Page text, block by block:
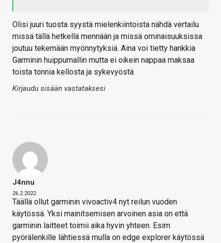
Olisi juuri tuosta syystä mielenkiintoista nähdä vertailu
missä tällä hetkellä mennään ja missä ominaisuuksissa
joutuu tekemään myönnytyksiä. Aina voi tietty hankkia
Garminin huippumallin mutta ei oikein nappaa maksaa
toista tonnia kellosta ja sykevyöstä
Kirjaudu sisään vastataksesi
J4nnu
26.2.2022
Täällä ollut garminin vivoactiv4 nyt reilun vuoden
käytössä. Yksi mainitsemisen arvoinen asia on että
garminin laitteet toimii aika hyvin yhteen. Esim
pyörälenkille lähtiessä mulla on edge explorer käytössä